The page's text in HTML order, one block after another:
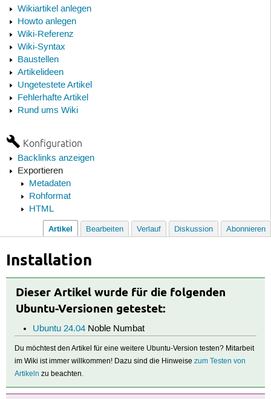
Wikiartikel anlegen
Howto anlegen
Wiki-Referenz
Wiki-Syntax
Baustellen
Artikelideen
Ungetestete Artikel
Fehlerhafte Artikel
Rund ums Wiki
Konfiguration
Backlinks anzeigen
Exportieren
Metadaten
Rohformat
HTML
Artikel Bearbeiten Verlauf Diskussion Abonnieren
Installation
Dieser Artikel wurde für die folgenden
Ubuntu-Versionen getestet:
Ubuntu 24.04Noble Numbat
Du möchtest den Artikel für eine weitere Ubuntu-Version testen? Mitarbeit
im Wiki ist immer willkommen! Dazu sind die Hinweisezum Testen von
Artikeln zu beachten.